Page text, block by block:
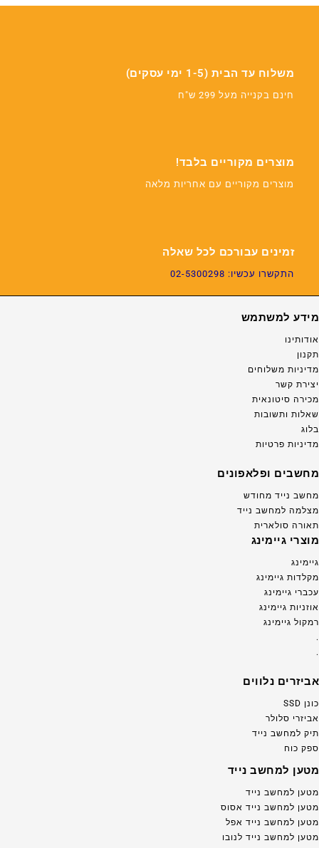
משלוח עד הבית (1-5 ימי עסקים)
חינם בקנייה מעל 299 ש"ח
מוצרים מקוריים בלבד!
מוצרים מקוריים עם אחריות מלאה
זמינים עבורכם לכל שאלה
התקשרו עכשיו: 02-5300298
מידע למשתמש
אודותינו
תקנון
מדיניות משלוחים
יצירת קשר
מכירה סיטונאית
שאלות ותשובות
בלוג
מדיניות פרטיות
מחשבים ופלאפונים
מחשב נייד מחודש
מצלמה למחשב נייד
תאורה סולארית
מוצרי גיימינג
גיימינג
מקלדות גיימינג
עכברי גיימינג
אוזניות גיימינג
רמקול גיימינג
.
.
אביזרים נלווים
כונן SSD
אביזרי סלולר
תיק למחשב נייד
ספק כוח
מטען למחשב נייד
מטען למחשב נייד
מטען למחשב נייד אסוס
מטען למחשב נייד אפל
מטען למחשב נייד לנובו